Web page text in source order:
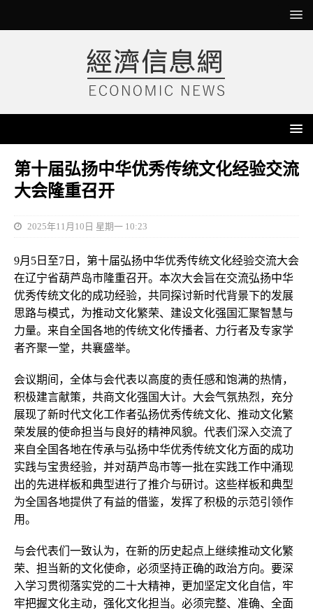
第十届弘扬中华优秀传统文化经验交流
大会隆重召开
2025年11月10日 星期一 10:23
9月5日至7日，第十届弘扬中华优秀传统文化经验交流大会
在辽宁省葫芦岛市隆重召开。本次大会旨在交流弘扬中华
优秀传统文化的成功经验，共同探讨新时代背景下的发展
思路与模式，为推动文化繁荣、建设文化强国汇聚智慧与
力量。来自全国各地的传统文化传播者、力行者及专家学
者齐聚一堂，共襄盛举。
会议期间，全体与会代表以高度的责任感和饱满的热情，
积极建言献策，共商文化强国大计。大会气氛热烈，充分
展现了新时代文化工作者弘扬优秀传统文化、推动文化繁
荣发展的使命担当与良好的精神风貌。代表们深入交流了
来自全国各地在传承与弘扬中华优秀传统文化方面的成功
实践与宝贵经验，并对葫芦岛市等一批在实践工作中涌现
出的先进样板和典型进行了推介与研讨。这些样板和典型
为全国各地提供了有益的借鉴，发挥了积极的示范引领作
用。
与会代表们一致认为，在新的历史起点上继续推动文化繁
荣、担当新的文化使命，必须坚持正确的政治方向。要深
入学习贯彻落实党的二十大精神，更加坚定文化自信，牢
牢把握文化主动，强化文化担当。必须完整、准确、全面